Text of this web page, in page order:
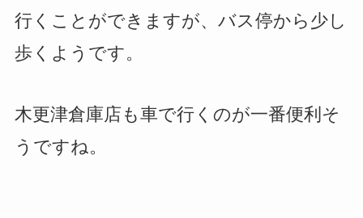
行くことができますが、バス停から少し
歩くようです。
木更津倉庫店も車で行くのが一番便利そ
うですね。